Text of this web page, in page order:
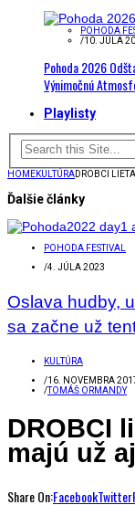
POHODA
/10. JÚLA
Pohoda 2026
Výnimočnú
Playlisty
HOMEKULTÚRADROBCI
Ďalšie články
POHODA FESTIVAL
/4. JÚLA 2023
Oslava hudby,
sa začne už
KULTÚRA
/16. NOVEMBRA
/TOMÁŠ ORMANDY
DROBCI
majú už
Share On:FacebookTwitter